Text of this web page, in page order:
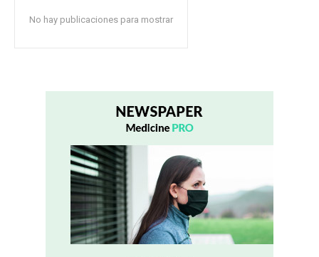
No hay publicaciones para mostrar